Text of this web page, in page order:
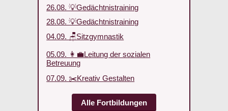
26.08. 💡Gedächtnistraining
28.08. 💡Gedächtnistraining
04.09. 🪑Sitzgymnastik
05.09. 👩‍💼Leitung der sozialen
Betreuung
07.09. ✂️Kreativ Gestalten
Alle Fortbildungen